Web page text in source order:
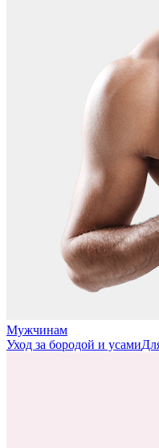
Мужчинам
Уход за бородой и усами